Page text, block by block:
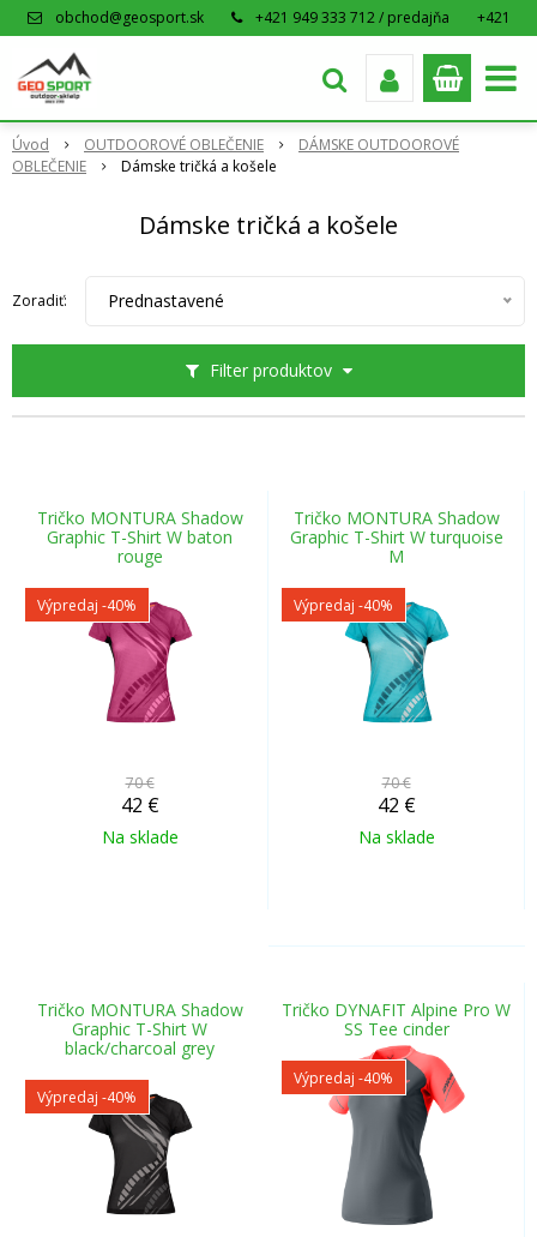
obchod@geosport.sk +421 949 333 712 / predajňa
+421
Úvod OUTDOOROVÉ OBLEČENIE
DÁMSKE OUTDOOROVÉ
OBLEČENIE
Dámske tričká a košele
Dámske tričká a košele
Filter produktov
Zoradiť: Prednastavené
Tričko MONTURA Shadow
Graphic T-Shirt W baton
rouge
Výpredaj -40%
70 €
42 €
Na sklade
Tričko MONTURA Shadow
Graphic T-Shirt W turquoise
M
Výpredaj -40%
70 €
42 €
Na sklade
Tričko MONTURA Shadow
Graphic T-Shirt W
black/charcoal grey
Výpredaj -40%
Tričko DYNAFIT Alpine Pro W
SS Tee cinder
Výpredaj -40%